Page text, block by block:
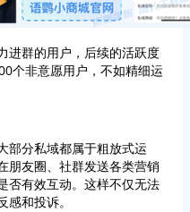
进群的用户，后续的活跃度
个非意愿用户，不如精细运
部分私域都属于粗放式运
朋友圈、社群发送各类营销
否有效互动。这样不仅无法
和投诉。